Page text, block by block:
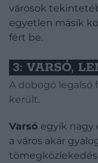
városok
egyetlen másik
fért be.
3: VARSÓ,
A dobogó legalsó
került.
Varsó egyik nagy
a város akár